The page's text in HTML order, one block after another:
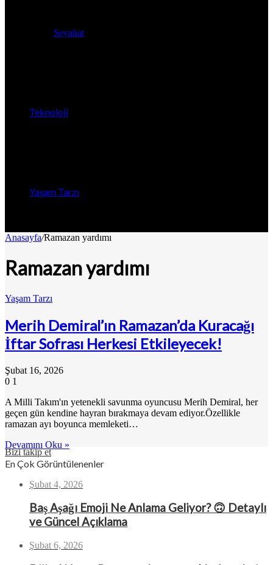
Seyahat
Teknoloji
Yaşam Tarzı
Anasayfa/Ramazan yardımı
Ramazan yardımı
Yaşam Tarzı
Merih Demiral’ın Ramazan’da Kuracağı
İftar Sofrası Herkesi Etkileyecek!
Şubat 16, 2026
0 1
A Milli Takım'ın yetenekli savunma oyuncusu Merih Demiral, her
geçen gün kendine hayran bırakmaya devam ediyor.Özellikle
ramazan ayı boyunca memleketi…
Devamını Oku »
Bizi takip et
En Çok Görüntülenenler
Şubat 4, 2026
Baş Aşağı Emoji Ne Anlama Geliyor? 🙃 Detaylı
ve Güncel Açıklama
Şubat 6, 2026